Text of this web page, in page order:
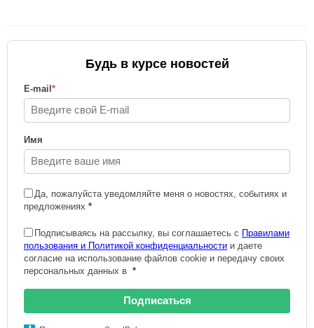
Будь в курсе новостей
E-mail*
Имя
Да, пожалуйста уведомляйте меня о новостях, событиях и
предложениях *
Подписываясь на рассылку, вы соглашаетесь с Правилами
пользования и Политикой конфиденциальности и даете
согласие на использование файлов cookie и передачу своих
персональных данных в *
Подписаться